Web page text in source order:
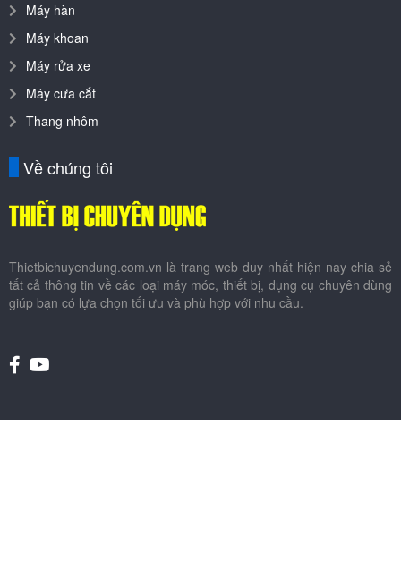
Máy hàn
Máy khoan
Máy rửa xe
Máy cưa cắt
Thang nhôm
Về chúng tôi
Thietbichuyendung.com.vn là trang web duy nhất hiện nay chia sẻ
tất cả thông tin về các loại máy móc, thiết bị, dụng cụ chuyên dùng
giúp bạn có lựa chọn tối ưu và phù hợp với nhu cầu.